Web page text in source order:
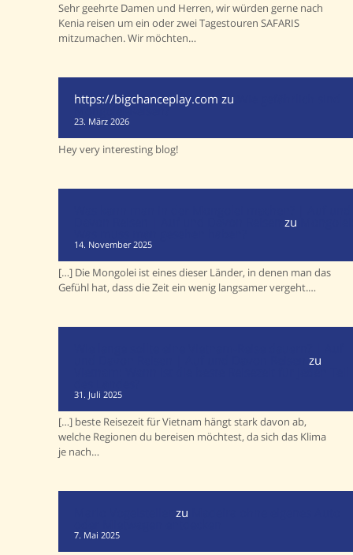
Sehr geehrte Damen und Herren, wir würden gerne nach
Kenia reisen um ein oder zwei Tagestouren SAFARIS
mitzumachen. Wir möchten…
https://bigchanceplay.com zu
Mongolei-Reisen?
23. März 2026
Hey very interesting blog!
zu
14. November 2025
[…] Die Mongolei ist eines dieser Länder, in denen man das
Gefühl hat, dass die Zeit ein wenig langsamer vergeht.…
zu
31. Juli 2025
[…] beste Reisezeit für Vietnam hängt stark davon ab,
welche Regionen du bereisen möchtest, da sich das Klima
je nach…
zu
7. Mai 2025